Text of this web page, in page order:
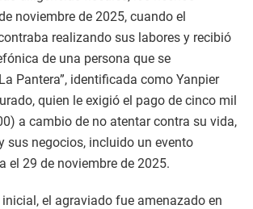
noviembre de 2025, cuando el
realizando sus labores y recibió
de una persona que se
Pantera”, identificada como Yanpier
quien le exigió el pago de cinco mil
a cambio de no atentar contra su vida,
sus negocios, incluido un evento
el 29 de noviembre de 2025.
el agraviado fue amenazado en